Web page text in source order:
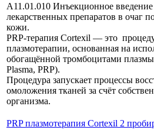
А11.01.010 Инъекционное введение
лекарственных препаратов в очаг
кожи.
PRP-терапия Cortexil — это
плазмотерапии, основанная на
обогащённой тромбоцитами
Plasma, PRP).
Процедура запускает процессы
омоложения тканей за счёт
организма.
PRP плазмотерапия Cortexil 2